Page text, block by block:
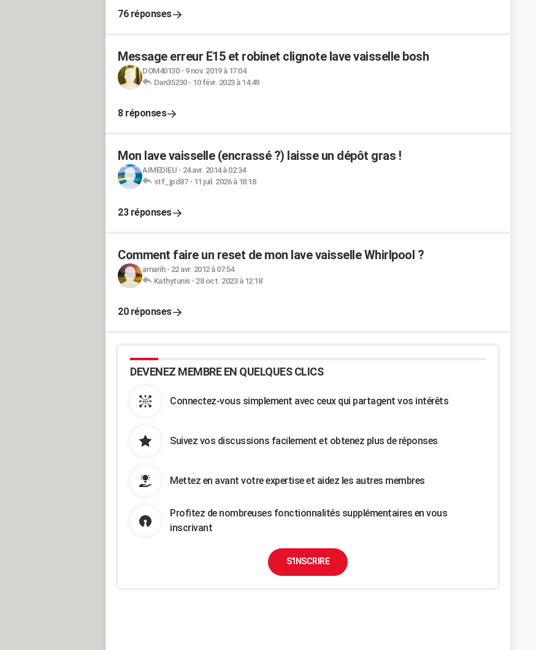
76 réponses
Message erreur E15 et robinet clignote lave vaisselle bosh
DOM40130- 9 nov. 2019 à 17:04
Dan35230- 10 févr. 2023 à 14:49
8 réponses
Mon lave vaisselle (encrassé ?) laisse un dépôt gras !
AIMEDIEU - 24 avr. 2014 à 02:34
stf_jpd87- 11 juil. 2026 à 18:18
23 réponses
Comment faire un reset de mon lave vaisselle Whirlpool ?
amarih- 22 avr. 2012 à 07:54
Kathytunis- 28 oct. 2023 à 12:18
20 réponses
DEVENEZ MEMBRE EN QUELQUES CLICS
Connectez-vous simplement avec ceux qui partagent vos intérêts
Suivez vos discussions facilement et obtenez plus de réponses
Mettez en avant votre expertise et aidez les autres membres
Profitez de nombreuses fonctionnalités supplémentaires en vous
inscrivant
S'INSCRIRE